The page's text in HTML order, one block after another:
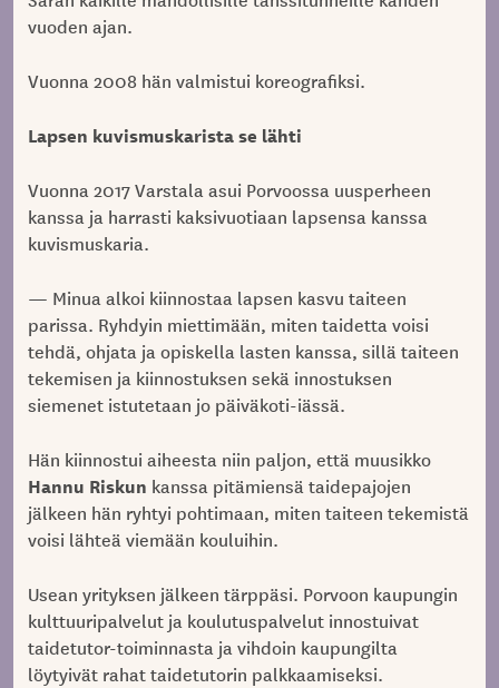
vuoden ajan.
Vuonna 2008 hän valmistui koreografiksi.
Lapsen kuvismuskarista se lähti
Vuonna 2017 Varstala asui Porvoossa uusperheen
kanssa ja harrasti kaksivuotiaan lapsensa kanssa
kuvismuskaria.
— Minua alkoi kiinnostaa lapsen kasvu taiteen
parissa. Ryhdyin miettimään, miten taidetta voisi
tehdä, ohjata ja opiskella lasten kanssa, sillä taiteen
tekemisen ja kiinnostuksen sekä innostuksen
siemenet istutetaan jo päiväkoti-iässä.
Hän kiinnostui aiheesta niin paljon, että muusikko
Hannu Riskun kanssa pitämiensä taidepajojen
jälkeen hän ryhtyi pohtimaan, miten taiteen tekemistä
voisi lähteä viemään kouluihin.
Usean yrityksen jälkeen tärppäsi. Porvoon kaupungin
kulttuuripalvelut ja koulutuspalvelut innostuivat
taidetutor-toiminnasta ja vihdoin kaupungilta
löytyivät rahat taidetutorin palkkaamiseksi.